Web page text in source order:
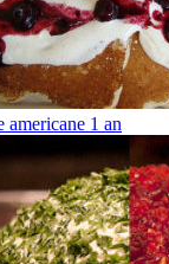
americane 1 an